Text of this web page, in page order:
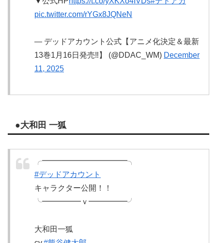
pic.twitter.com/rYGx8JQNeN
— デッドアカウント公式【アニメ化決定＆最新
13巻1月16日発売‼️】 (@DDAC_WM) December
11, 2025
●大和田 一狐
╭━━━━━━━━━━━╮
#デッドアカウント
キャラクター公開！！
╰━━━━━ｖ━━━━━╯
大和田一狐